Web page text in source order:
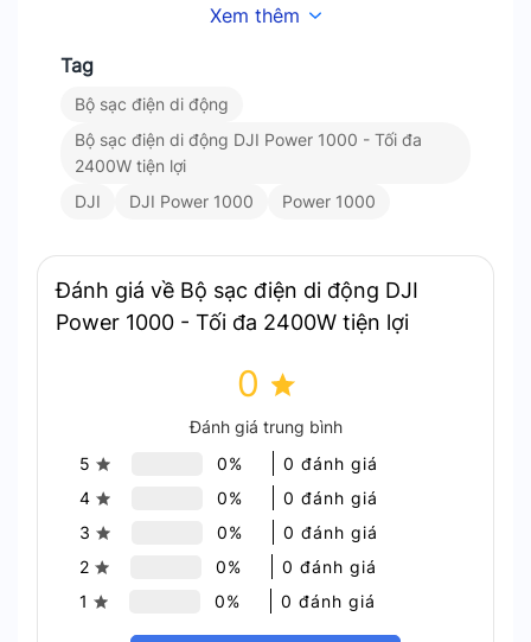
không người lái của DJI
Lựa Chọn Sạc Linh Hoạt
Cho dù bạn ở nhà hay trên đường, DJI Power 1000
Nguồn điện lưới: Chế độ sạc nhanh 1200W
chỉ mất 70 phút để đầy pin 100%.
Xem thêm
Tag
Bộ sạc điện di động
Bộ sạc điện di động DJI Power 1000 - Tối đa
2400W tiện lợi
DJI
DJI Power 1000 Power 1000
Đánh giá về Bộ sạc điện di động DJI
Power 1000 - Tối đa 2400W tiện lợi
0
Đánh giá trung bình
5
0%
0 đánh giá
4
0%
0 đánh giá
3
0%
0 đánh giá
2
0%
0 đánh giá
1
0% 0 đánh giá